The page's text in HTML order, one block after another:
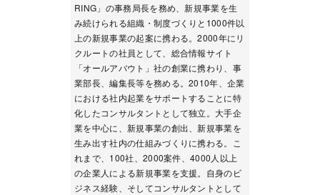
RING」の事務局長を務め、新規事業を生
み続けられる組織・制度づくりと1000件以
上の新規事業の起案に携わる。2000年にリ
クルートの社員として、総合情報サイト
「オールアバウト」社の創業に携わり、事
業部長、編集長等を務める。2010年、企業
における社内起業をサポートすることに特
化したコンサルタントとして独立。大手企
業を中心に、新規事業の創出、新規事業を
生み出す社内の仕組みづくりに携わる。こ
れまで、100社、2000案件、4000人以上
の企業人による新規事業を支援。自身のビ
ジネス経験、そしてコンサルタントとして